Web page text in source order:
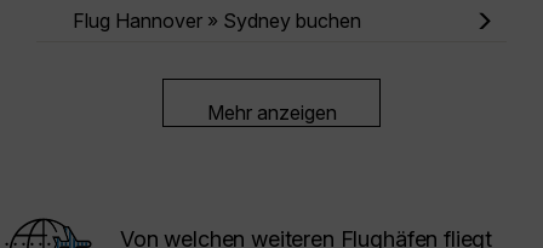
Flug Hannover » Sydney buchen
Mehr anzeigen
Von welchen weiteren Flughäfen fliegt